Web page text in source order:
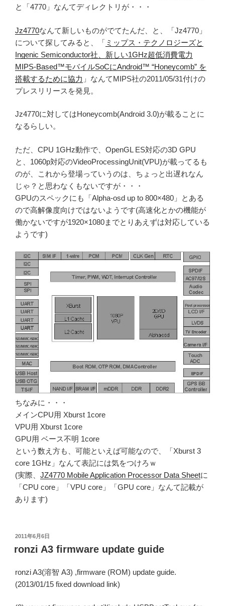
と「4770」なんてディレクトリが・・・
Jz4770なんて新しいものがでてたんだ、と、「Jz4770」
について探してみると、「 ミップス・テクノロジーズと
Ingenic Semiconductor社、新しい1GHz超低消費電力
MIPS-Based™モバイルSoCにAndroid™ “Honeycomb” を
搭載するために協力 」なんてMIPS社の2011/05/31付けの
プレスリリースを発見。
Jz4770に対してはHoneycomb(Android 3.0)が載ることに
なるらしい。
ただ、CPU 1GHz動作で、OpenGL ES対応の3D GPU
と、1060p対応のVideoProcessingUnit(VPU)が載ってるも
のが、これから登場っていうのは、ちょっと出遅れなん
じゃ？と思わなくもないですが・・・
GPUのスペックにも「Alpha-osd up to 800×480」とある
ので高解像度向けではないようです(高速化とかの機能が
働かないですが1920×1080までとりあえずは対応している
ようです)
ちなみに・・・
メインCPU用 Xburst 1core
VPU用 Xburst 1core
GPU用 ベース不明 1core
という数え方も、可能といえば可能なので、「Xburst 3
core 1GHz」なんて表記には気をつけろｗ
(実際、 JZ4770 Mobile Application Processor Data Sheetに
「CPU core」「VPU core」「GPU core」なんて記載が
あります)
投
日:
2011年6月6日
ronzi A3 firmware update guide
ronzi A3(溶智 A3) ,firmware (ROM) update guide.
(2013/01/15 fixed download link)